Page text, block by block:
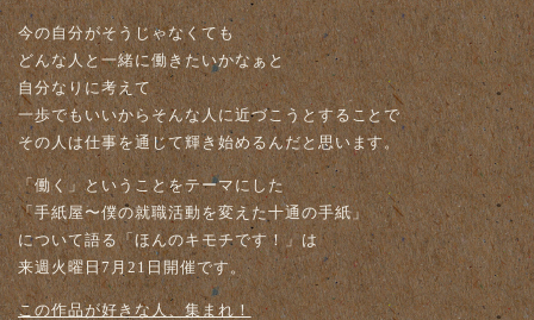
今の自分がそうじゃなくても
どんな人と一緒に働きたいかなぁと
自分なりに考えて
一歩でもいいからそんな人に近づこうとすることで
その人は仕事を通じて輝き始めるんだと思います。
「働く」ということをテーマにした
「手紙屋〜僕の就職活動を変えた十通の手紙」
について語る「ほんのキモチです！」は
来週火曜日7月21日開催です。
この作品が好きな人、集まれ！